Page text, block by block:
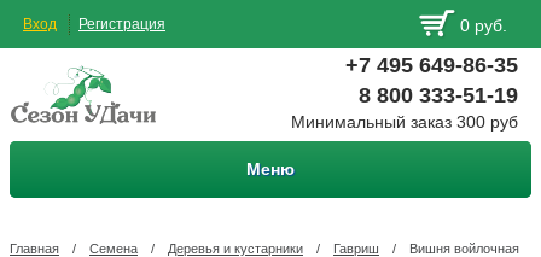
Вход Регистрация 0 руб.
+7 495 649-86-35
8 800 333-51-19
Минимальный заказ 300 руб
Меню
Главная / Семена / Деревья и кустарники / Гавриш /
Вишня войлочная